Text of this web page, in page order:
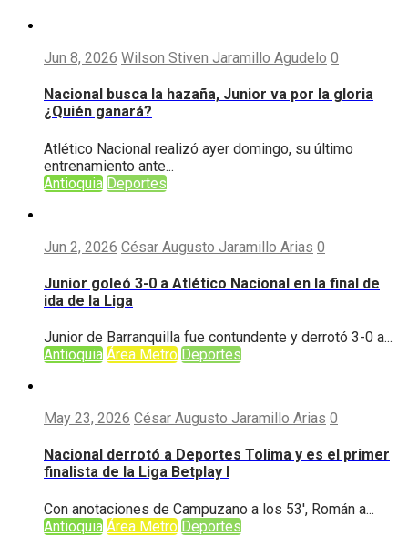
Jun 8, 2026 Wilson Stiven Jaramillo Agudelo 0
Nacional busca la hazaña, Junior va por la gloria
¿Quién ganará?
Atlético Nacional realizó ayer domingo, su último
entrenamiento ante...
Antioquia Deportes
Jun 2, 2026 César Augusto Jaramillo Arias 0
Junior goleó 3-0 a Atlético Nacional en la final de
ida de la Liga
Junior de Barranquilla fue contundente y derrotó 3-0 a...
Antioquia Área Metro Deportes
May 23, 2026 César Augusto Jaramillo Arias 0
Nacional derrotó a Deportes Tolima y es el primer
finalista de la Liga Betplay I
Con anotaciones de Campuzano a los 53′, Román a...
Antioquia Área Metro Deportes